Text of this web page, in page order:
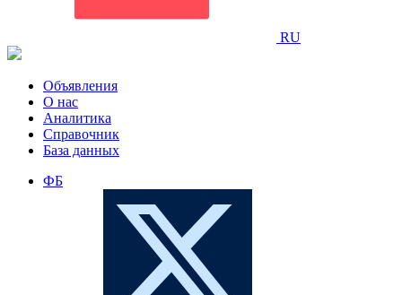
RU
Объявления
О нас
Аналитика
Справочник
База данных
ФБ